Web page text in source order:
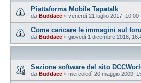
Piattaforma Mobile Tapatalk
da Buddace » venerdì 21 luglio 2017, 10:00
Come caricare le immagini sul
da Buddace » giovedì 1 dicembre 2016,
Sezione software del sito
da Buddace » mercoledì 20 maggio 2009,